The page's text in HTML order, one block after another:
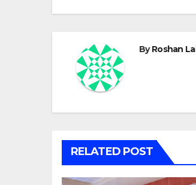
ByRoshan
RELATED POST